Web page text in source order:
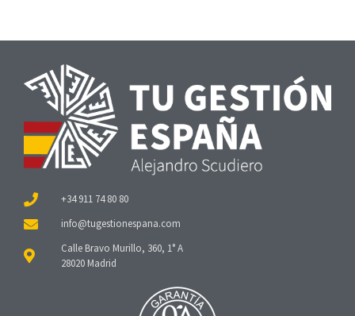
+34 911 74 80 80
Calle Bravo Murillo, 360, 1° A
28020 Madrid